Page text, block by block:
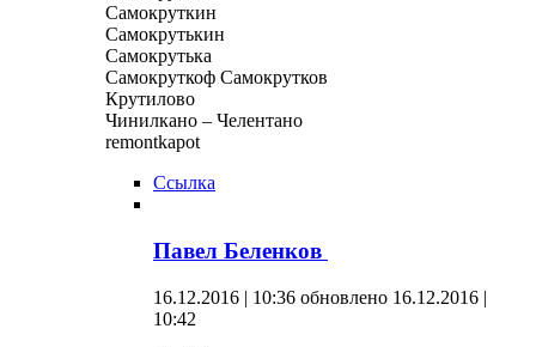
Самокруткин
Самокрутькин
Самокрутька
Самокруткоф Самокрутков
Крутилово
Чинилкано – Челентано
remontkapot
Ссылка
Павел Беленков
16.12.2016 | 10:36 обновлено 16.12.2016 |
10:42